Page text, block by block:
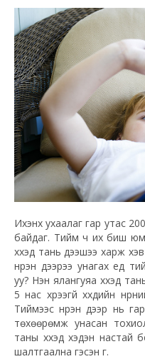
Ихэнх ухаалаг гар утас
байдаг. Тийм ч их биш юм
хүүхэд тань дээшээ харж
нүүрэн дээрээ унагах үед
уу? Нэн ялангуяа хүүхэд
5 нас хүрээгүй хүүхдийн
Тиймээс нүүрэн дээр нь
төхөөрөмж унасан
таны хүүхэд хэдэн
шалтгаална гэсэн үг.